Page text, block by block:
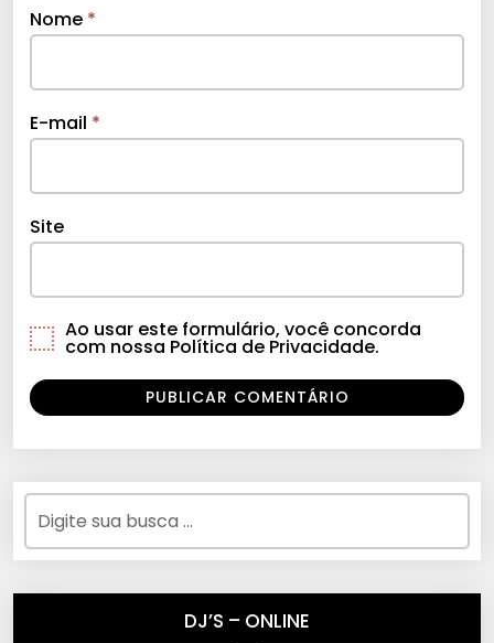
Nome *
E-mail *
Site
Ao usar este formulário, você concorda
com nossa Política de Privacidade.
DJ’S – ONLINE